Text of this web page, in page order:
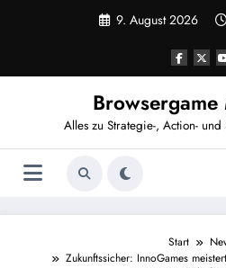
9. August 2026
Browsergame
Alles zu Strategie-, Action- und
Start
Zukunftssicher: InnoGames